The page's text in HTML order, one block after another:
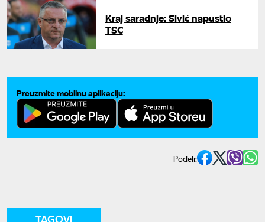
Kraj saradnje: Sivić napustio
TSC
Preuzmite mobilnu aplikaciju:
Podeli:
TAGOVI